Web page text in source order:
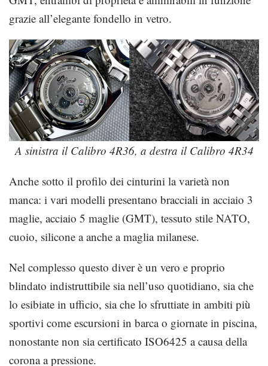
grazie all’elegante fondello in vetro.
A sinistra il Calibro 4R36, a destra il Calibro 4R34
Anche sotto il profilo dei cinturini la varietà non
manca: i vari modelli presentano bracciali in acciaio 3
maglie, acciaio 5 maglie (GMT), tessuto stile NATO,
cuoio, silicone a anche a maglia milanese.
Nel complesso questo diver è un vero e proprio
blindato indistruttibile sia nell’uso quotidiano, sia che
lo esibiate in ufficio, sia che lo sfruttiate in ambiti più
sportivi come escursioni in barca o giornate in piscina,
nonostante non sia certificato ISO6425 a causa della
corona a pressione.